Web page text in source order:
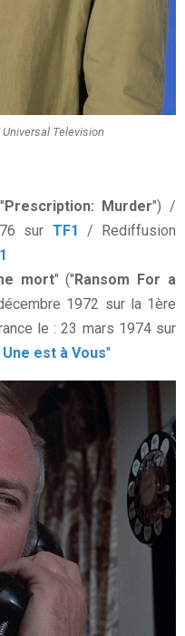
Television
Prescription: Murder") /
sur TF1
/ Rediffusion
mort" (" Ransom For a
1972 sur la 1ère
le : 23 mars 1974 sur
Une est à Vous"